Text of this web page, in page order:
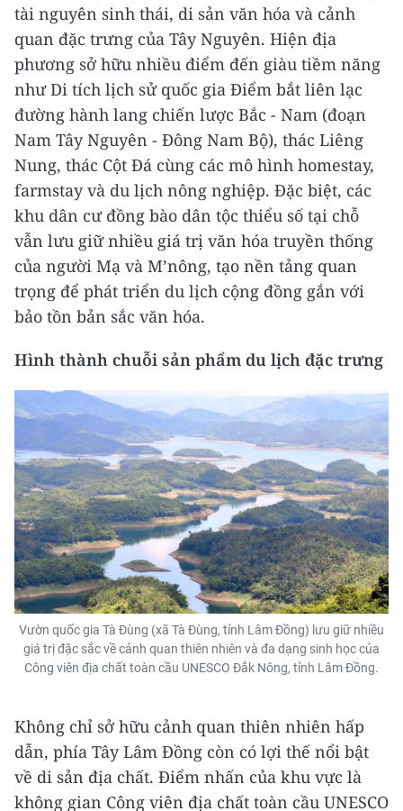
tài nguyên sinh thái, di sản văn hóa và cảnh
quan đặc trưng của Tây Nguyên. Hiện địa
phương sở hữu nhiều điểm đến giàu tiềm năng
như Di tích lịch sử quốc gia Điểm bắt liên lạc
đường hành lang chiến lược Bắc - Nam (đoạn
Nam Tây Nguyên - Đông Nam Bộ), thác Liêng
Nung, thác Cột Đá cùng các mô hình homestay,
farmstay và du lịch nông nghiệp. Đặc biệt, các
khu dân cư đồng bào dân tộc thiểu số tại chỗ
vẫn lưu giữ nhiều giá trị văn hóa truyền thống
của người Mạ và M’nông, tạo nền tảng quan
trọng để phát triển du lịch cộng đồng gắn với
bảo tồn bản sắc văn hóa.
Hình thành chuỗi sản phẩm du lịch đặc trưng
Vườn quốc gia Tà Đùng (xã Tà Đùng, tỉnh Lâm Đồng) lưu giữ nhiều
giá trị đặc sắc về cảnh quan thiên nhiên và đa dạng sinh học của
Công viên địa chất toàn cầu UNESCO Đắk Nông, tỉnh Lâm Đồng.
Không chỉ sở hữu cảnh quan thiên nhiên hấp
dẫn, phía Tây Lâm Đồng còn có lợi thế nổi bật
về di sản địa chất. Điểm nhấn của khu vực là
không gian Công viên địa chất toàn cầu UNESCO